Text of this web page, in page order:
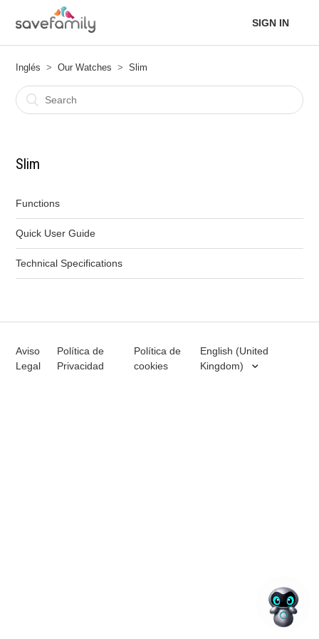
SIGN IN
Inglés Our Watches Slim
Slim
Functions
Quick User Guide
Technical Specifications
Aviso
Legal
Política de
Privacidad
Política de
cookies
English (United
Kingdom)